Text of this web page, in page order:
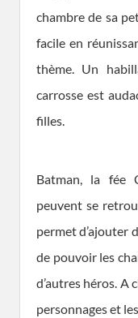
chambre de sa
facile en
thème. Un
carrosse est
filles.
Batman, la fée
peuvent se
permet d’ajouter
de pouvoir les
d’autres héros. A
personnages et